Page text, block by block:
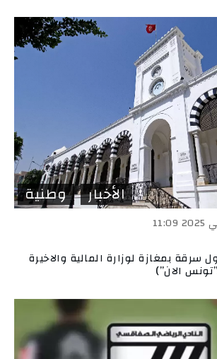
الأخبار وطنية
سرقة بمغازة لوزارة المالية والاخيرة
الان”)